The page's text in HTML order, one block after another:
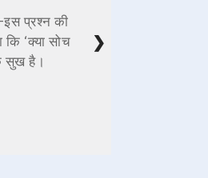
प्रश्न की
‘क्या सोच
सुख है।
❯